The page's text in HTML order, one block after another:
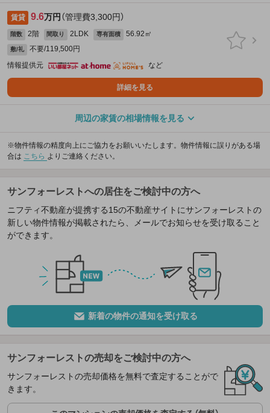
賃貸 9.6万円 （管理費3,300円）
階数 2階 間取り 2LDK 専有面積 56.92㎡
敷/礼
不要/119,500円
情報提供元
など
詳細を見る
周辺の家賃の相場情報を見る
※物件情報の精度向上にご協力をお願いいたします。物件情報に誤りがある場
合は こちら よりご連絡ください。
サンフォーレストへの居住をご検討中の方へ
ニフティ不動産が提携する15の不動産サイトにサンフォーレストの
新しい物件情報が掲載されたら、メールでお知らせを受け取ること
ができます。
新着の物件の通知を受け取る
サンフォーレストの売却をご検討中の方へ
サンフォーレストの売却価格を無料で査定することがで
きます。